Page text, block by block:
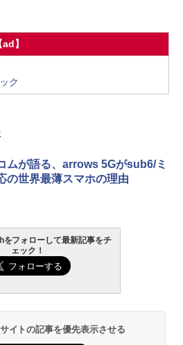
】
ク
ムが語る、arrows 5Gがsub6/ミ
の世界最薄スマホの理由
をフォローして最新記事をチ
ェック！
イトの記事を優先表示させる